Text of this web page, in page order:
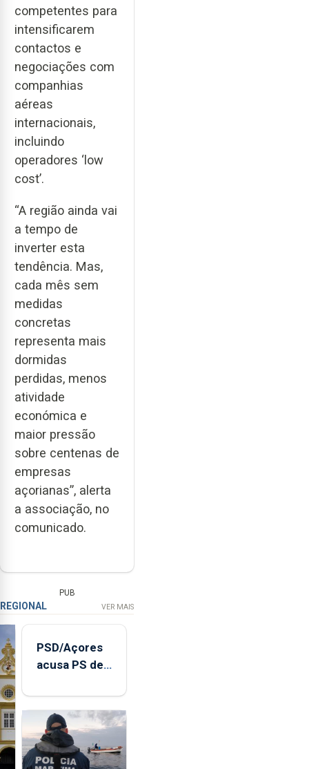
competentes para
intensificarem
contactos e
negociações com
companhias
aéreas
internacionais,
incluindo
operadores ‘low
cost’.
“A região ainda vai
a tempo de
inverter esta
tendência. Mas,
cada mês sem
medidas
concretas
representa mais
dormidas
perdidas, menos
atividade
económica e
maior pressão
sobre centenas de
empresas
açorianas”, alerta
a associação, no
comunicado.
PUB
REGIONAL VER MAIS
PSD/Açores
acusa PS de
contraditória"
sobre
evolução
turística